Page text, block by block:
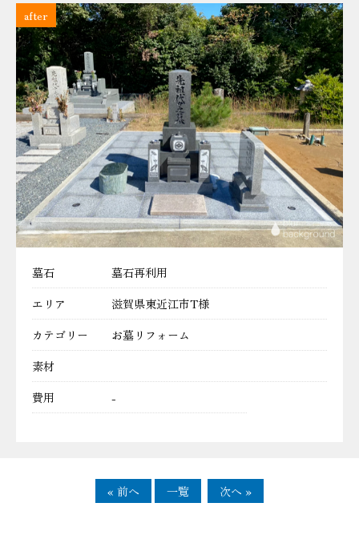
after
墓石
墓石再利用
エリア
滋賀県東近江市T様
カテゴリー
お墓リフォーム
素材
費用
-
« 前へ 一覧 次へ »